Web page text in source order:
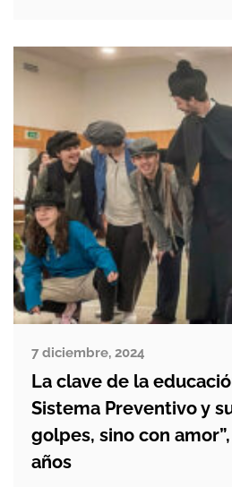
frase: “¿Sabes silbar?”. El
7 diciembre, 2024
La clave de la
Sistema Preventivo y
golpes, sino con
años